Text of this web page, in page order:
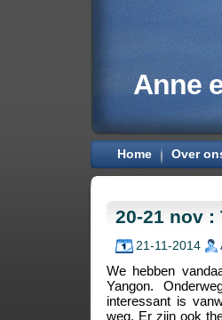
Anne
Home Over
20-21 nov :
21-11-2014
We hebben
Yangon.
interessant is
weg. Er zijn ook